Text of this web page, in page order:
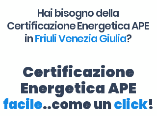
Hai bisogno della
Certificazione Energetica APE
inFriuli Venezia Giulia?
Certificazione
Energetica APE
facile..come unclick!